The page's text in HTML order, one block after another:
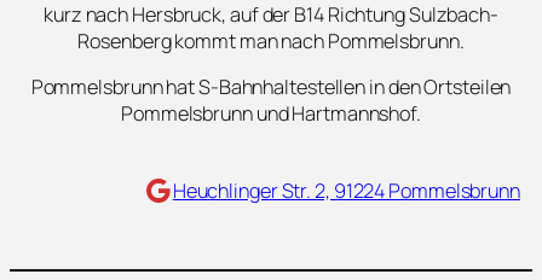
kurz nach Hersbruck, auf der B14 Richtung Sulzbach-
Rosenberg kommt man nach Pommelsbrunn.
Pommelsbrunn hat S-Bahnhaltestellen in den Ortsteilen
Pommelsbrunn und Hartmannshof.
Maps Heuchlinger Str. 2, 91224 Pommelsbrunn